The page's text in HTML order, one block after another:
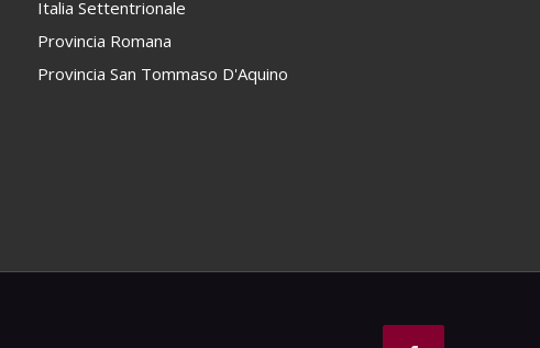
Italia Settentrionale
Provincia Romana
Provincia San Tommaso D'Aquino